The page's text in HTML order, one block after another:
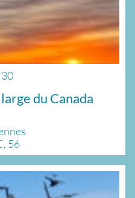
30
du Canada
56